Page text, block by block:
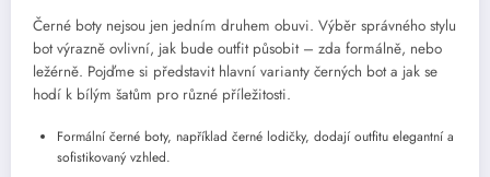
Černé boty nejsou jen jedním druhem obuvi. Výběr správného stylu
bot výrazně ovlivní, jak bude outfit působit – zda formálně, nebo
ležérně. Pojďme si představit hlavní varianty černých bot a jak se
hodí k bílým šatům pro různé příležitosti.
Formální černé boty, například černé lodičky, dodají outfitu elegantní a
sofistikovaný vzhled.